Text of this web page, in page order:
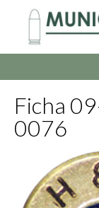
contenido
Ficha
0076